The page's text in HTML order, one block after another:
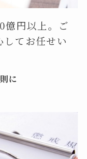
億円以上。ご
てお任せい
に